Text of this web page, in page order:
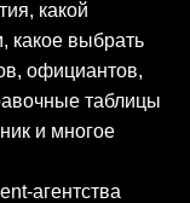
какой
какое выбрать
официантов,
таблицы
и многое
агентства